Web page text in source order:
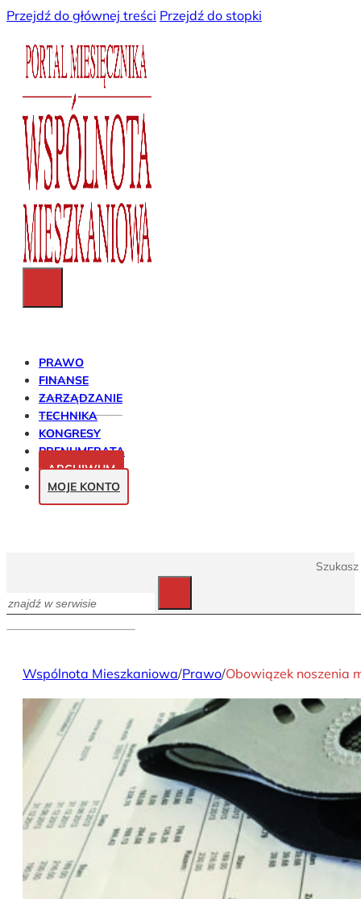
Przejdź do głównej treści Przejdź do stopki
PRAWO
FINANSE
ZARZĄDZANIE
TECHNIKA
KONGRESY
PRENUMERATA
ARCHIWUM
MOJE KONTO
Wspólnota Mieszkaniowa/Prawo/Obowiązek noszenia